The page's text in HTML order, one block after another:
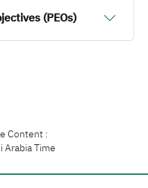
(PEOs)
Content :
Time